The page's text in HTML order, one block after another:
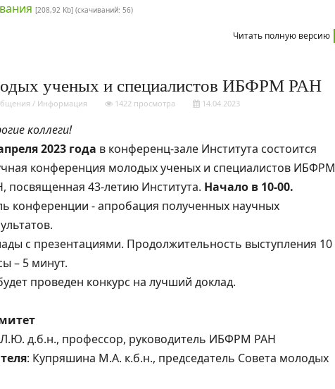
[208,92 Kb] (cкачиваний: 56)
Читать полную версию
ученых и специалистов ИБФРМ РАН
/ Информация 1422 просмотра 14.04.2023
коллеги!
2023 года в конференц-зале Института состоится
конференция молодых ученых и специалистов ИБФРМ
посвященная 43-летию Института. Начало в 10-00.
конференции - апробация полученных научных
с презентациями. Продолжительность выступления 10
– 5 минут.
проведен конкурс на лучший доклад.
д.б.н., профессор, руководитель ИБФРМ РАН
: Купряшина М.А. к.б.н., председатель Совета молодых